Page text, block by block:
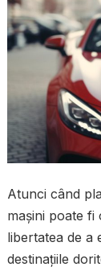
Atunci când
mașini poate
libertatea de a
destinațiile